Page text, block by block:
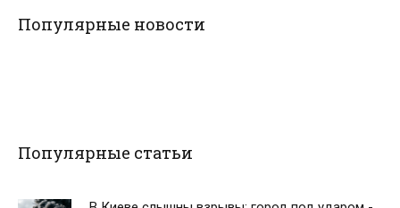
Популярные новости
Популярные статьи